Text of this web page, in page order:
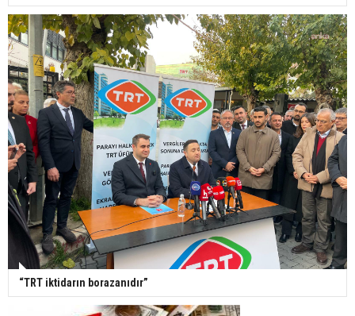
“TRT iktidarın borazanıdır”